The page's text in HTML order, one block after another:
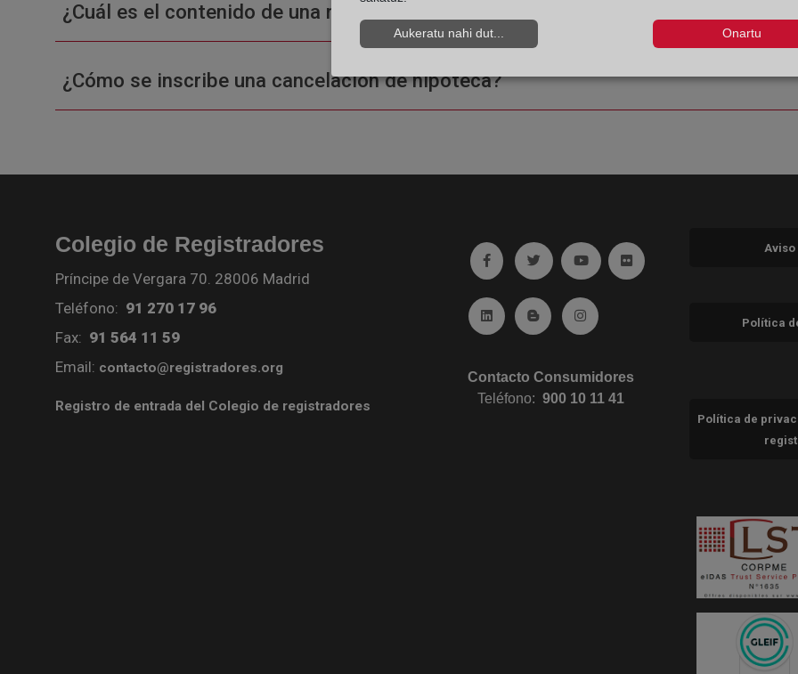
¿Cuál es el contenido de una nota simple o una certificación?
¿Cómo se inscribe una cancelación de hipoteca?
Colegio de Registradores
Príncipe de Vergara 70. 28006 Madrid
Teléfono: 91 270 17 96
Fax: 91 564 11 59
Email: contacto@registradores.org
Registro de entrada del Colegio de registradores
Ir a facebook (abre en ventana nueva)
Ir a twitter (abre en ventana nueva)
Ir a YouTube (abre en ventana nueva)
Ir a Flickr (abre en ventana
Ir a Linkedin (abre en ventana nueva)
Ir al Blog (abre en ventana nueva)
Ir a Instagram (abre en ventana
Contacto Consumidores
Teléfono:900 10 11 41
Aviso
Política
Política de
Aukeratu nahi dut... Onartu